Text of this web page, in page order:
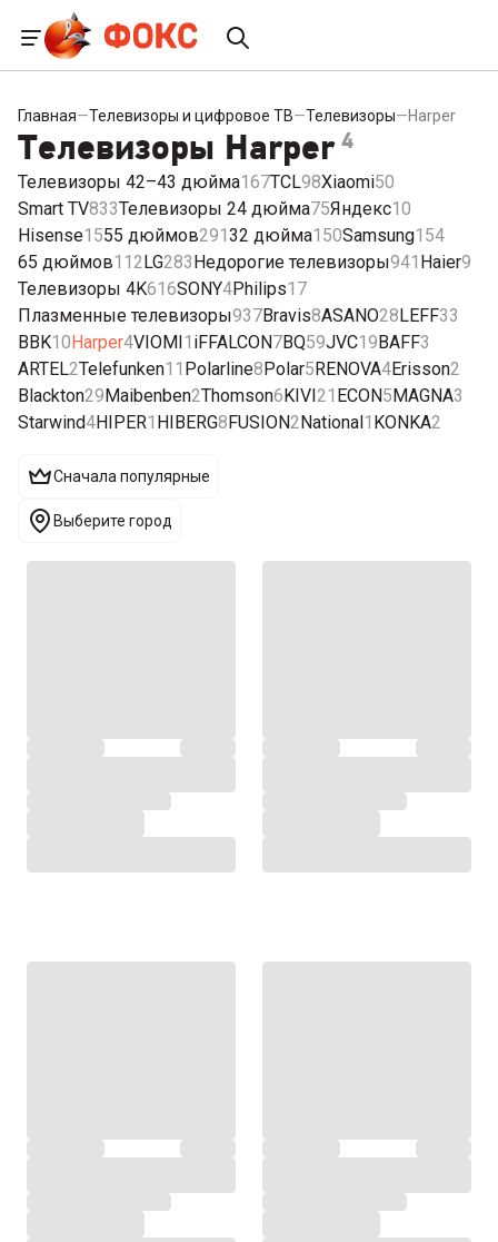
Главная—Телевизоры и цифровое ТВ—Телевизоры—Harper
Телевизоры Harper 4
Телевизоры 42–43 дюйма167TCL98Xiaomi50
Smart TV833Телевизоры 24 дюйма75Яндекс10
Hisense1555 дюймов29132 дюйма150Samsung154
65 дюймов112LG283Недорогие телевизоры941 Haier9
Телевизоры 4K616SONY4Philips17
Плазменные телевизоры937Bravis8ASANO28LEFF33
BBK10Harper4VIOMI1 iFFALCON7BQ59JVC19BAFF3
ARTEL2Telefunken11 Polarline8Polar5RENOVA4Erisson2
Blackton29Maibenben2Thomson6KIVI21 ECON5MAGNA3
Starwind4HIPER1 HIBERG8FUSION2National1 KONKA2
Сначала популярные
Выберите город